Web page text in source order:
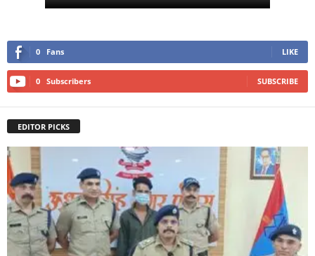
0 Fans LIKE
0 Subscribers SUBSCRIBE
EDITOR PICKS